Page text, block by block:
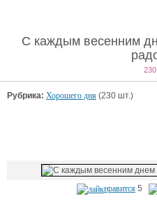
С каждым весенним
Рубрика: Хорошего дня (230 шт.)
нравится 5